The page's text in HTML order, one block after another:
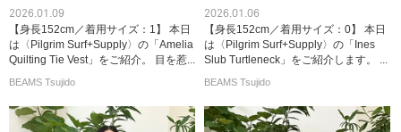
2026.01.09
【身長152cm／着用サイズ：1】 本日
は〈Pilgrim Surf+Supply〉の「Amelia
Quilting Tie Vest」をご紹介。 目を惹...
BEAMS Tsujido
2026.01.06
【身長152cm／着用サイズ：0】 本日
は〈Pilgrim Surf+Supply〉の「Ines
Slub Turtleneck」をご紹介します。 ...
BEAMS Tsujido